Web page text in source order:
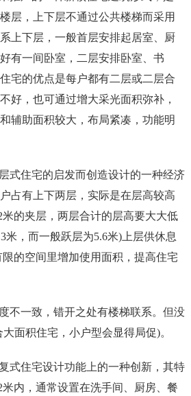
层，上下层不通过公共楼梯而采用
上下层，一般首层安排起居室、厨
有一间卧室，二层安排卧室、书
宅的优点是每户都有二层或二层合
好，也可通过增大采光面积弥补，
辅助面积较大，布局紧凑，功能明
式住宅的启发而创造设计的一种经济
占有上下两层，实际是在层高较高
的夹层，两层合计的层高要大大低
米，而一般跃层为5.6米)上层供休息
的空间里增加使用面积，提高住宅
不一致，错开之处有楼梯联系。但没
面积住宅，小户型会显得局促)。
式住宅设计功能上的一种创新，其特
内，通常设置在洗手间、厨房、餐